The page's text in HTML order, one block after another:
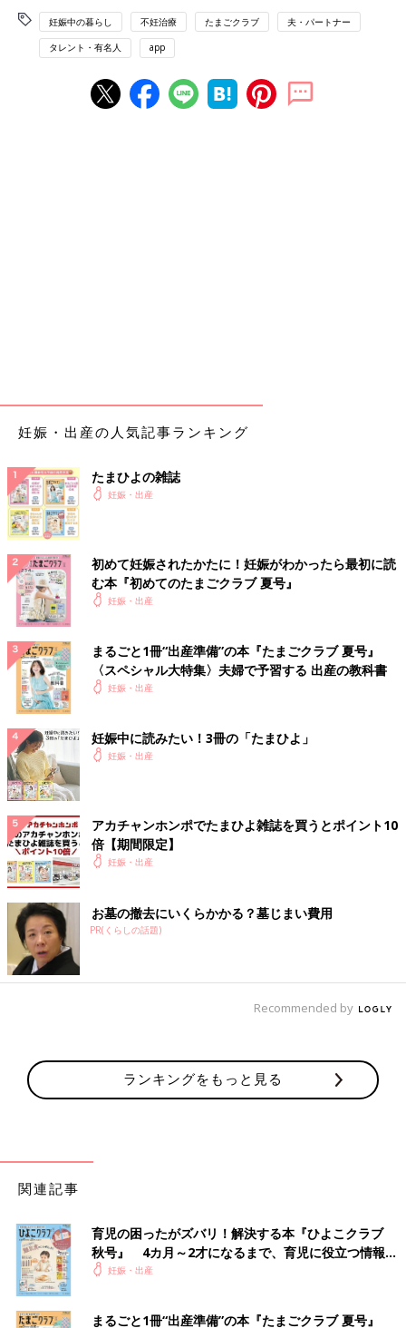
妊娠中の暮らし 不妊治療 たまごクラブ 夫・パートナー
タレント・有名人 app
妊娠・出産の人気記事ランキング
たまひよの雑誌
妊娠・出産
初めて妊娠されたかたに！妊娠がわかったら最初に読
む本『初めてのたまごクラブ 夏号』
妊娠・出産
まるごと1冊“出産準備”の本『たまごクラブ 夏号』
〈スペシャル大特集〉夫婦で予習する 出産の教科書
妊娠・出産
妊娠中に読みたい！3冊の「たまひよ」
妊娠・出産
アカチャンホンポでたまひよ雑誌を買うとポイント10
倍【期間限定】
妊娠・出産
お墓の撤去にいくらかかる？墓じまい費用
PR(くらしの話題)
Recommended by
ランキングをもっと見る
関連記事
育児の困ったがズバリ！解決する本『ひよこクラブ
秋号』 4カ月～2才になるまで、育児に役立つ情報が
いっぱい！
妊娠・出産
まるごと1冊“出産準備”の本『たまごクラブ 夏号』